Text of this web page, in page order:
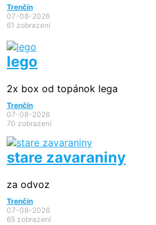
Trenčín
07-08-2026
61 zobrazení
lego
2x box od topánok lega
Trenčín
07-08-2026
70 zobrazení
stare zavaraniny
za odvoz
Trenčín
07-08-2026
65 zobrazení